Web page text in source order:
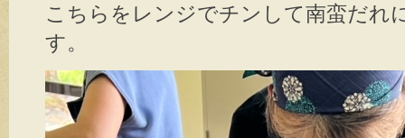
こちらをレンジでチンして南蛮だれ
す。